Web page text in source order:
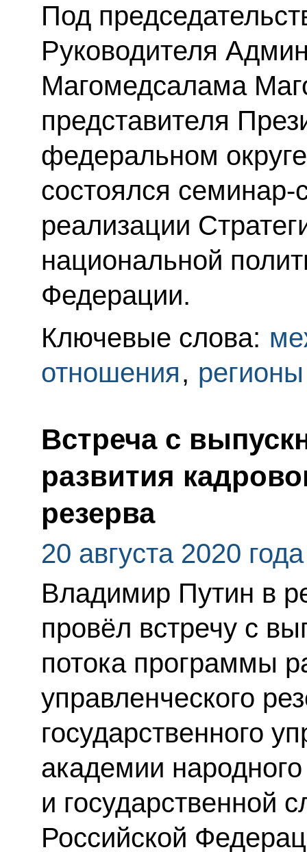
Под
Руководителя
Магомедсалама
представителя
федеральном
состоялся
реализации
национальной
Федерации.
Ключевые слова:
отношения, регионы
Встреча с
развития
резерва
20 августа 2020 года
Владимир Путин в
провёл встречу с
потока программы
управленческого
государственного
академии народного
и государственной
Российской